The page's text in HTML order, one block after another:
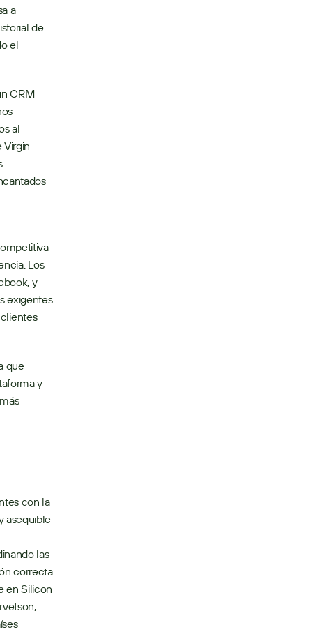
a
de
el
CRM
al
Virgin
Los
y
exigentes
que
y
con la
asequible
las
correcta
en Silicon